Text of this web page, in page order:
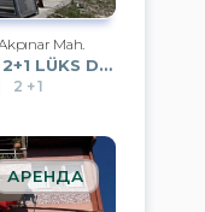
Mah.
CRYSTAL TOWERDA 27. KATTA SATILIK 2+1 LÜKS DAİRE
2 + 1
АРЕНДА